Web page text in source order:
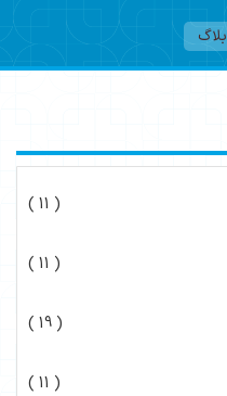
بلاگ
( 11 )
( 11 )
( 19 )
( 11 )